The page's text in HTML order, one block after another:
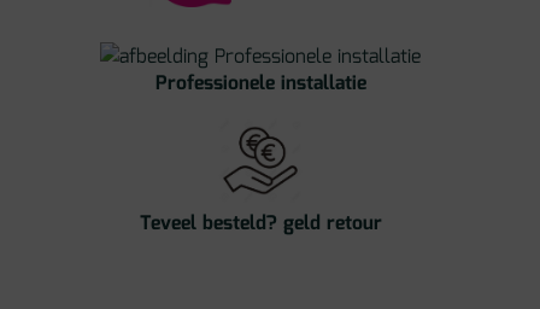
Professionele installatie
Teveel besteld? geld retour